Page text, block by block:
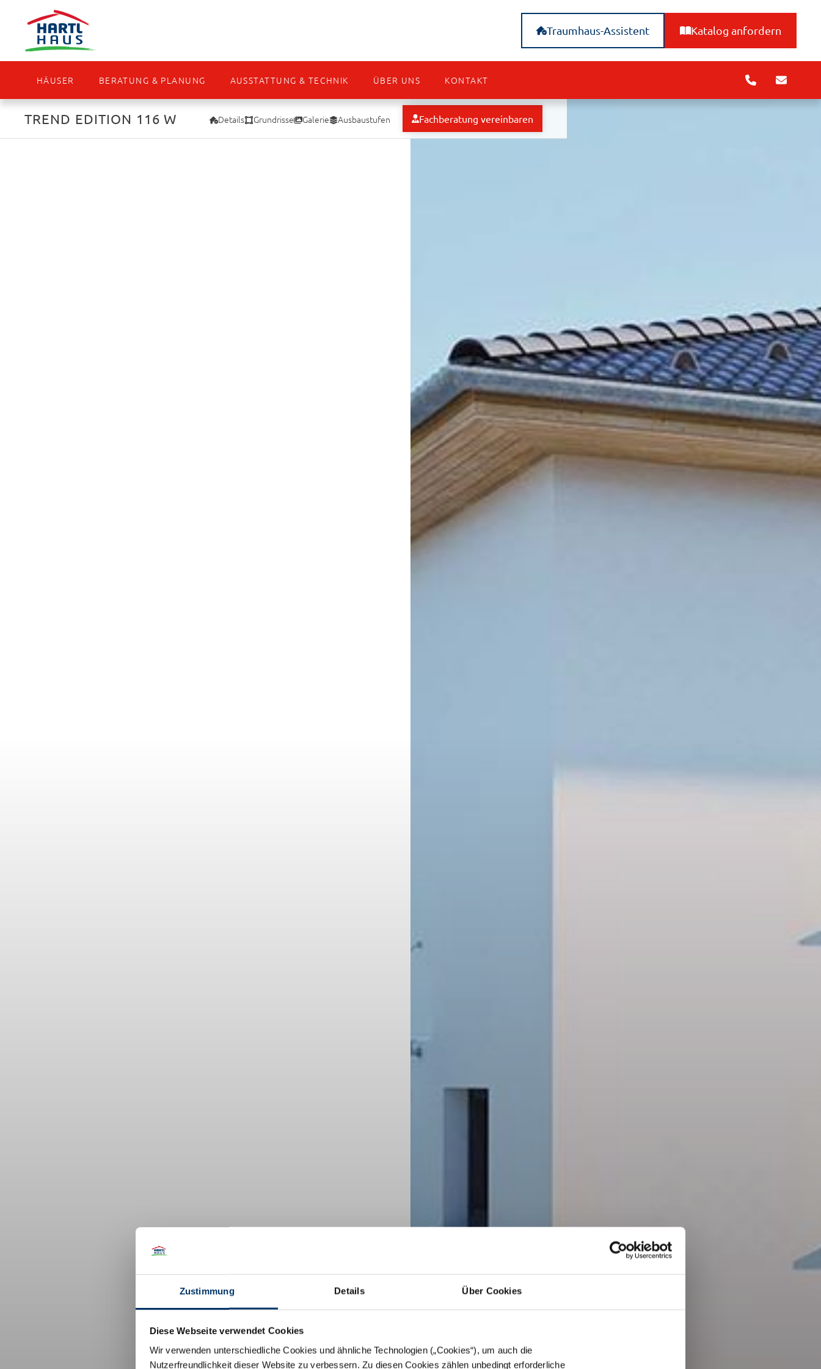
Zustimmung Details Über Cookies
Diese Webseite verwendet Cookies
Wir verwenden unterschiedliche Cookies und ähnliche Technologien („Cookies“), um auch die
Nutzerfreundlichkeit dieser Website zu verbessern. Zu diesen Cookies zählen unbedingt erforderliche
Traumhaus-Assistent Katalog anfordern
HÄUSER BERATUNG & PLANUNG AUSSTATTUNG & TECHNIK ÜBER UNS KONTAKT
TREND EDITION 116 W Details Grundrisse Galerie Ausbaustufen Fachberatung vereinbaren